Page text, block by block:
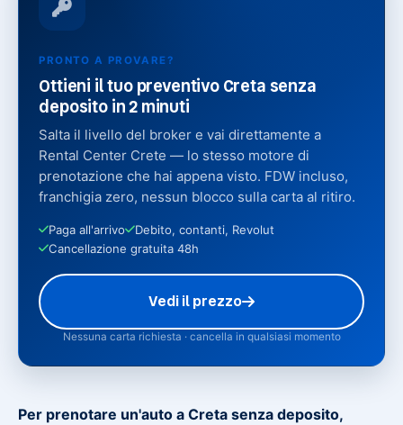
PRONTO A PROVARE?
Ottieni il tuo preventivo Creta senza
deposito in 2 minuti
Salta il livello del broker e vai direttamente a
Rental Center Crete — lo stesso motore di
prenotazione che hai appena visto. FDW incluso,
franchigia zero, nessun blocco sulla carta al ritiro.
Paga all'arrivo
Debito, contanti, Revolut
Cancellazione gratuita 48h
Vedi il prezzo
Nessuna carta richiesta · cancella in qualsiasi momento
Per prenotare un'auto a Creta senza deposito,